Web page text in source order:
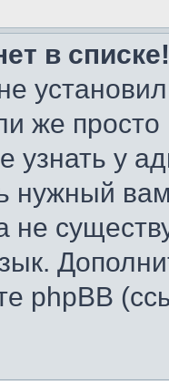
в списке!
же
узнать у
нужный
не
phpBB